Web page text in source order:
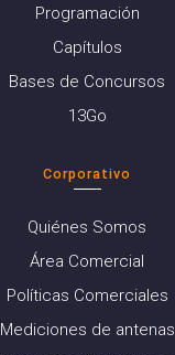
Programación
Capítulos
Bases de Concursos
13Go
Corporativo
Quiénes Somos
Área Comercial
Políticas Comerciales
Mediciones de antenas